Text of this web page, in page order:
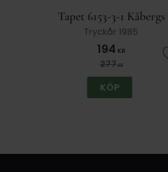
Tapet 6153-3-1 Kåbergs
Tryckår 1985
194 KR
277KR
KÖP